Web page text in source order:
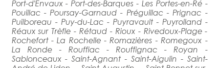
Port-d'Envaux - Port-des-Barques - Les Portes-en-Ré -
Pouillac - Poursay-Garnaud - Préguillac - Prignac -
Puilboreau - Puy-du-Lac - Puyravault - Puyrolland -
Réaux sur Trèfle - Rétaud - Rioux - Rivedoux-Plage -
Rochefort - La Rochelle - Romazières - Romegoux -
La Ronde - Rouffiac - Rouffignac - Royan -
Sablonceaux - Saint-Agnant - Saint-Aigulin - Saint-